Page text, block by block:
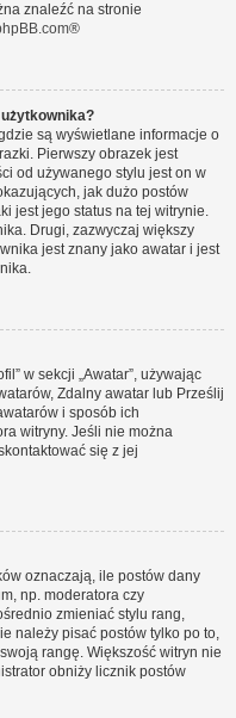
znaleźć na stronie
®
są wyświetlane informacje o
Pierwszy obrazek jest
od używanego stylu jest on w
jak dużo postów
jest jego status na tej witrynie.
Drugi, zazwyczaj większy
jest znany jako awatar i jest
w sekcji „Awatar”, używając
Zdalny awatar lub Prześlij
i sposób ich
witryny. Jeśli nie można
się z jej
oznaczają, ile postów dany
np. moderatora czy
zmieniać stylu rang,
należy pisać postów tylko po to,
rangę. Większość witryn nie
obniży licznik postów